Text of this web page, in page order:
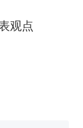
观点
首都的国
就邀请中